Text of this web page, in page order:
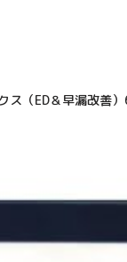
ス（ED＆早漏改善